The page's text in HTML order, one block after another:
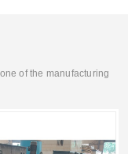
of the manufacturing